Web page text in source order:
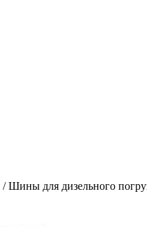
/ Шины для дизельного